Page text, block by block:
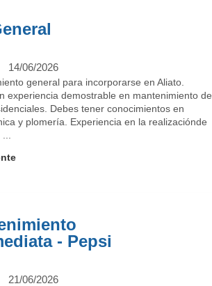
14/06/2026
general para incorporarse en Aliato.
experiencia demostrable en mantenimiento de
Debes tener conocimientos en
y plomería. Experiencia en la realizaciónde
- Pepsi
21/06/2026